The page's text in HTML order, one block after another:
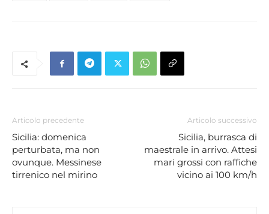
Articolo precedente
Sicilia: domenica
perturbata, ma non
ovunque. Messinese
tirrenico nel mirino
Articolo successivo
Sicilia, burrasca di
maestrale in arrivo. Attesi
mari grossi con raffiche
vicino ai 100 km/h